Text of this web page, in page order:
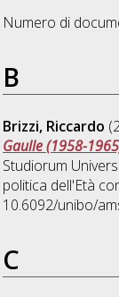
Numero di
B
Brizzi, Riccardo
Gaulle (1958-
Studiorum
politica dell'Età
10.6092/unibo/
C